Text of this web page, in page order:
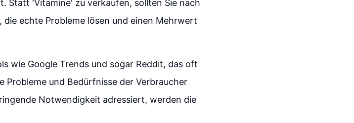
Statt 'Vitamine' zu verkaufen, sollten Sie nach
echte Probleme lösen und einen Mehrwert
wie Google Trends und sogar Reddit, das oft
Probleme und Bedürfnisse der Verbraucher
Notwendigkeit adressiert, werden die